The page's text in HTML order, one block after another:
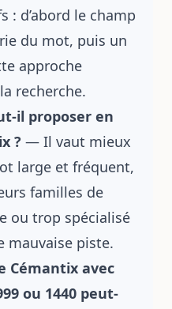
: d’abord le champ
du mot, puis un
approche
recherche.
il proposer en
? — Il vaut mieux
large et fréquent,
familles de
ou trop spécialisé
mauvaise piste.
Cémantix avec
ou 1440 peut-